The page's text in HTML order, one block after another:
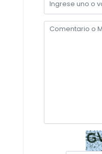
Convocatorias
GESTIÓN
Cédulas
Procesos de